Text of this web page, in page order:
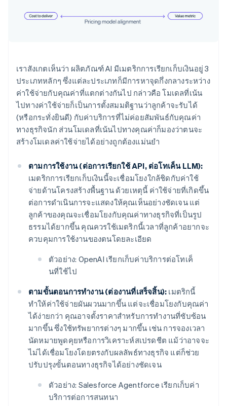
เราสังเกตเห็นว่า ผลิตภัณฑ์ AI มีเมตริกการเรียกเก็บเงินอยู่ 3
ประเภทหลักๆ ซึ่งแต่ละประเภทก็มีการหาจุดกึ่งกลางระหว่าง
ค่าใช้จ่ายกับคุณค่าที่แตกต่างกันไป กล่าวคือ โมเดลที่เน้น
ไปทางค่าใช้จ่ายก็เป็นการตั้งสมมติฐานว่าลูกค้าจะรับได้
(หรือกระทั่งยินดี) กับค่าบริการที่ไม่ค่อยสัมพันธ์กับคุณค่า
ทางธุรกิจนัก ส่วนโมเดลที่เน้นไปทางคุณค่าก็มองว่าตนจะ
สร้างโมเดลค่าใช้จ่ายได้อย่างถูกต้องแม่นยำ
ตามการใช้งาน (ต่อการเรียกใช้ API, ต่อโทเค็น LLM):
เมตริกการเรียกเก็บเงินนี้จะเชื่อมโยงใกล้ชิดกับค่าใช้
จ่ายด้านโครงสร้างพื้นฐาน ด้วยเหตุนี้ ค่าใช้จ่ายที่เกิดขึ้น
ต่อการดำเนินการจะแสดงให้คุณเห็นอย่างชัดเจน แต่
ลูกค้าของคุณจะเชื่อมโยงกับคุณค่าทางธุรกิจที่เป็นรูป
ธรรมได้ยากขึ้น คุณควรใช้เมตริกนี้เวลาที่ลูกค้าอยากจะ
ควบคุมการใช้งานของตนโดยละเอียด
ตัวอย่าง: OpenAI เรียกเก็บค่าบริการต่อโทเค็
นที่ใช้ไป
ตามขั้นตอนการทำงาน (ต่องานที่เสร็จสิ้น): เมตริกนี้
ทำให้ค่าใช้จ่ายผันผวนมากขึ้น แต่จะเชื่อมโยงกับคุณค่า
ได้ง่ายกว่า คุณอาจตั้งราคาสำหรับการทำงานที่ซับซ้อน
มากขึ้น ซึ่งใช้ทรัพยากรต่างๆ มากขึ้น เช่น การจองเวลา
นัดหมายพูดคุยหรือการวิเคราะห์สเปรดชีต แม้ว่าอาจจะ
ไม่ได้เชื่อมโยงโดยตรงกับผลลัพธ์ทางธุรกิจ แต่ก็ช่วย
ปรับปรุงขั้นตอนทางธุรกิจได้อย่างชัดเจน
ตัวอย่าง: Salesforce Agentforce เรียกเก็บค่า
บริการต่อการสนทนา